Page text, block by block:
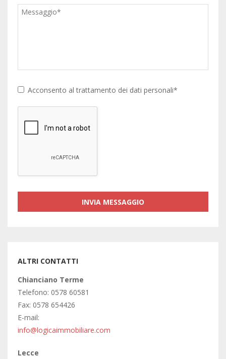
Acconsento al trattamento dei dati personali*
ALTRI CONTATTI
Chianciano Terme
Telefono: 0578 60581
Fax: 0578 654426
E-mail:
info@logicaimmobiliare.com
Lecce